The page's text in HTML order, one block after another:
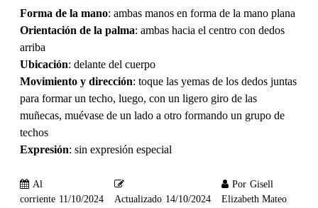
Forma de la mano: ambas manos en forma de la mano plana
Orientación de la palma: ambas hacia el centro con dedos
arriba
Ubicación: delante del cuerpo
Movimiento y dirección: toque las yemas de los dedos juntas
para formar un techo, luego, con un ligero giro de las
muñecas, muévase de un lado a otro formando un grupo de
techos
Expresión: sin expresión especial
Al
corriente 11/10/2024 Actualizado 14/10/2024
Por Gisell
Elizabeth Mateo